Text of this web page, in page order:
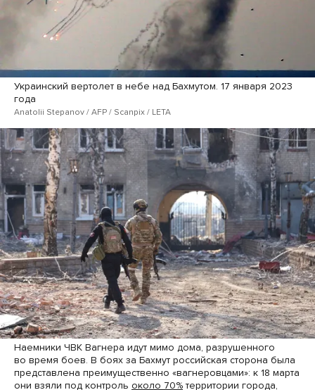
Украинский вертолет в небе над Бахмутом. 17 января 2023
года
Anatolii Stepanov / AFP / Scanpix / LETA
Наемники ЧВК Вагнера идут мимо дома, разрушенного
во время боев. В боях за Бахмут российская сторона была
представлена преимущественно «вагнеровцами»: к 18 марта
они взяли под контроль около 70% территории города,